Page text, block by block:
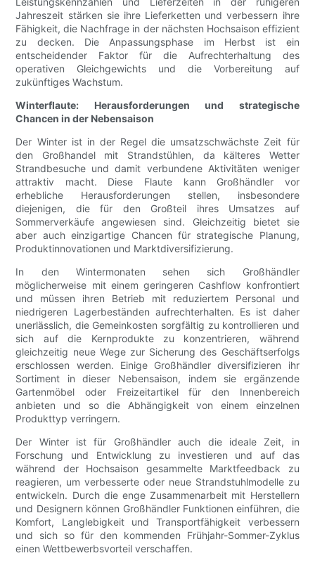
Jahreszeit stärken sie ihre Lieferketten und verbessern ihre
Fähigkeit, die Nachfrage in der nächsten Hochsaison effizient
zu decken. Die Anpassungsphase im Herbst ist ein
entscheidender Faktor für die Aufrechterhaltung des
operativen Gleichgewichts und die Vorbereitung auf
zukünftiges Wachstum.
Winterflaute: Herausforderungen und strategische
Chancen in der Nebensaison
Der Winter ist in der Regel die umsatzschwächste Zeit für
den Großhandel mit Strandstühlen, da kälteres Wetter
Strandbesuche und damit verbundene Aktivitäten weniger
attraktiv macht. Diese Flaute kann Großhändler vor
erhebliche Herausforderungen stellen, insbesondere
diejenigen, die für den Großteil ihres Umsatzes auf
Sommerverkäufe angewiesen sind. Gleichzeitig bietet sie
aber auch einzigartige Chancen für strategische Planung,
Produktinnovationen und Marktdiversifizierung.
In den Wintermonaten sehen sich Großhändler
möglicherweise mit einem geringeren Cashflow konfrontiert
und müssen ihren Betrieb mit reduziertem Personal und
niedrigeren Lagerbeständen aufrechterhalten. Es ist daher
unerlässlich, die Gemeinkosten sorgfältig zu kontrollieren und
sich auf die Kernprodukte zu konzentrieren, während
gleichzeitig neue Wege zur Sicherung des Geschäftserfolgs
erschlossen werden. Einige Großhändler diversifizieren ihr
Sortiment in dieser Nebensaison, indem sie ergänzende
Gartenmöbel oder Freizeitartikel für den Innenbereich
anbieten und so die Abhängigkeit von einem einzelnen
Produkttyp verringern.
Der Winter ist für Großhändler auch die ideale Zeit, in
Forschung und Entwicklung zu investieren und auf das
während der Hochsaison gesammelte Marktfeedback zu
reagieren, um verbesserte oder neue Strandstuhlmodelle zu
entwickeln. Durch die enge Zusammenarbeit mit Herstellern
und Designern können Großhändler Funktionen einführen, die
Komfort, Langlebigkeit und Transportfähigkeit verbessern
und sich so für den kommenden Frühjahr-Sommer-Zyklus
einen Wettbewerbsvorteil verschaffen.